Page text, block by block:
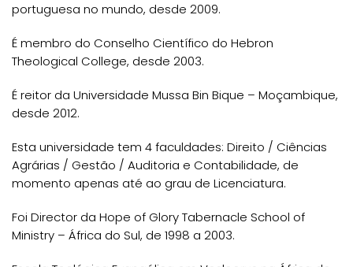
portuguesa no mundo, desde 2009.
É membro do Conselho Científico do Hebron
Theological College, desde 2003.
É reitor da Universidade Mussa Bin Bique – Moçambique,
desde 2012.
Esta universidade tem 4 faculdades: Direito / Ciências
Agrárias / Gestão / Auditoria e Contabilidade, de
momento apenas até ao grau de Licenciatura.
Foi Director da Hope of Glory Tabernacle School of
Ministry – África do Sul, de 1998 a 2003.